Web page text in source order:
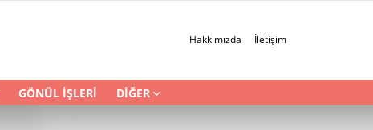
Hakkımızda İletişim
GÖNÜL İŞLERI DIĞER